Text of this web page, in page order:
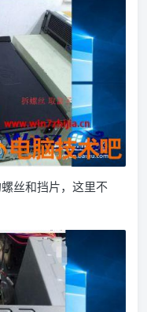
丝和挡片，这里不